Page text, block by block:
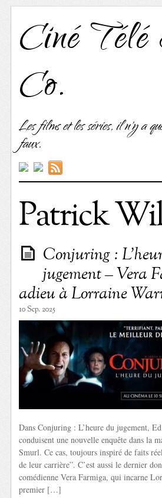
Ciné
Co.
Les films et les séries, il n'y a
faux.
Patrick
Conjuring :
jugement – Vera
adieu à Lorraine
10 Sep. 2025
Dans Conjuring : L’heure du jugement,
conduisent une nouvelle enquête dans la
Smurl. Ce cas, toujours inspiré de faits
de leur carrière”. C’est aussi le dernier
comédienne Vera Farmiga, qui incarne
premier […]